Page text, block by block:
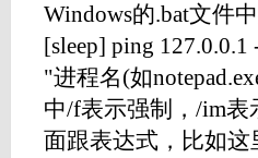
Windows的.bat文件
[sleep] ping
"进程名(如
中/f表示强制，/im表
面跟表达式，比如这